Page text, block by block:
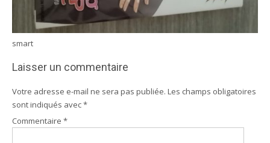
smart
Laisser un commentaire
Votre adresse e-mail ne sera pas publiée. Les champs obligatoires
sont indiqués avec*
Commentaire *